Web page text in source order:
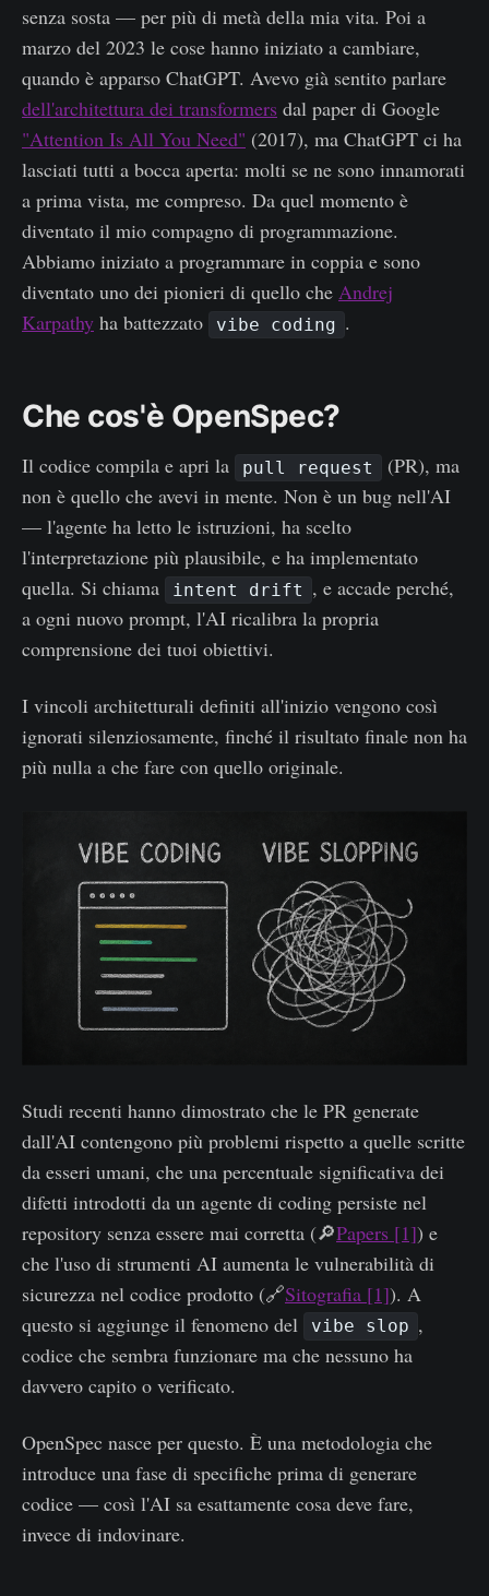
senza sosta — per più di metà della mia vita. Poi a
marzo del 2023 le cose hanno iniziato a cambiare,
quando è apparso ChatGPT. Avevo già sentito parlare
dell'architettura dei transformers dal paper di Google
"Attention Is All You Need" (2017), ma ChatGPT ci ha
lasciati tutti a bocca aperta: molti se ne sono innamorati
a prima vista, me compreso. Da quel momento è
diventato il mio compagno di programmazione.
Abbiamo iniziato a programmare in coppia e sono
diventato uno dei pionieri di quello che Andrej
Karpathy ha battezzato vibe coding .
Che cos'è OpenSpec?
Il codice compila e apri la pull request
(PR), ma
non è quello che avevi in mente. Non è un bug nell'AI
— l'agente ha letto le istruzioni, ha scelto
l'interpretazione più plausibile, e ha implementato
quella. Si chiama
intent drift , e accade perché,
a ogni nuovo prompt, l'AI ricalibra la propria
comprensione dei tuoi obiettivi.
I vincoli architetturali definiti all'inizio vengono così
ignorati silenziosamente, finché il risultato finale non ha
più nulla a che fare con quello originale.
Studi recenti hanno dimostrato che le PR generate
dall'AI contengono più problemi rispetto a quelle scritte
da esseri umani, che una percentuale significativa dei
difetti introdotti da un agente di coding persiste nel
repository senza essere mai corretta (🔎Papers [1]) e
che l'uso di strumenti AI aumenta le vulnerabilità di
sicurezza nel codice prodotto (🔗Sitografia [1]). A
questo si aggiunge il fenomeno del
vibe slop ,
codice che sembra funzionare ma che nessuno ha
davvero capito o verificato.
OpenSpec nasce per questo. È una metodologia che
introduce una fase di specifiche prima di generare
codice — così l'AI sa esattamente cosa deve fare,
invece di indovinare.